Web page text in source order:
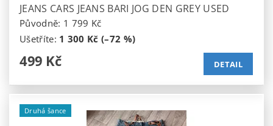
JEANS CARS JEANS BARI JOG DEN GREY USED
Původně: 1 799 Kč
Ušetříte: 1 300 Kč (–72 %)
499 Kč DETAIL
Druhá šance